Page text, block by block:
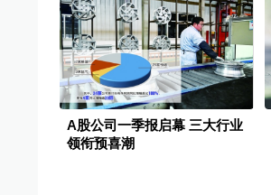
A股公司一季报启幕 三大行业
领衔预喜潮